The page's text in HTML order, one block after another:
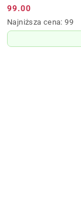
Cena
promocyjna:
99.00
Najniższa
cena
z
Najniższa cena: 99